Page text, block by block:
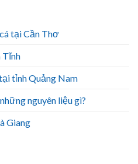
tại Cần Thơ
Tĩnh
tỉnh Quảng Nam
nguyên liệu gì?
Giang